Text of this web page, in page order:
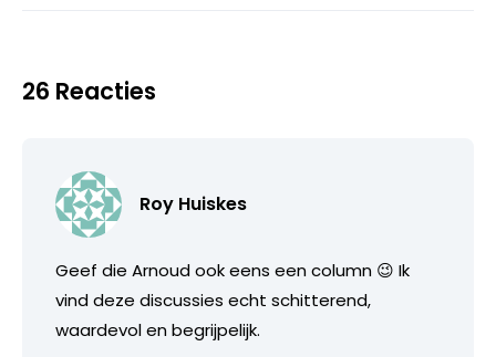
26 Reacties
Roy Huiskes
Geef die Arnoud ook eens een column 😉 Ik
vind deze discussies echt schitterend,
waardevol en begrijpelijk.